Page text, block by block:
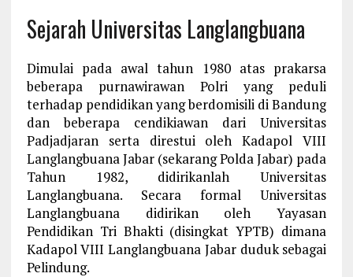
Sejarah Universitas Langlangbuana
Dimulai pada awal tahun 1980 atas prakarsa
beberapa purnawirawan Polri yang peduli
terhadap pendidikan yang berdomisili di Bandung
dan beberapa cendikiawan dari Universitas
Padjadjaran serta direstui oleh Kadapol VIII
Langlangbuana Jabar (sekarang Polda Jabar) pada
Tahun 1982, didirikanlah Universitas
Langlangbuana. Secara formal Universitas
Langlangbuana didirikan oleh Yayasan
Pendidikan Tri Bhakti (disingkat YPTB) dimana
Kadapol VIII Langlangbuana Jabar duduk sebagai
Pelindung.